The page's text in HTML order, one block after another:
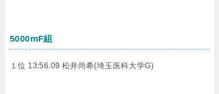
5000mF組
１位 13:56.09 松井尚希(埼玉医科大学G)